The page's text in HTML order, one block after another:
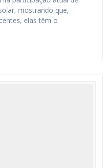
mostrando que,
elas têm o